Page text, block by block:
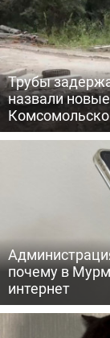
Трубы
назвали
почему в
интернет